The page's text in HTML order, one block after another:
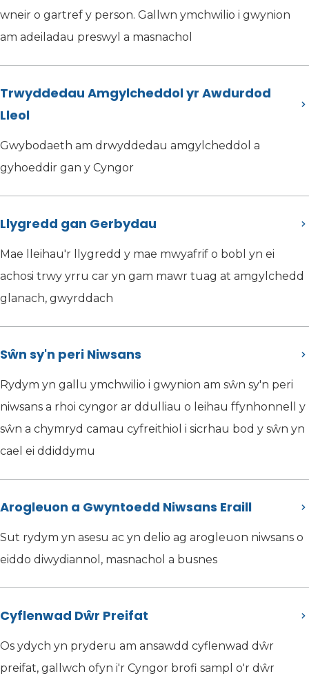
wneir o gartref y person. Gallwn ymchwilio i gwynion
am adeiladau preswyl a masnachol
Trwyddedau Amgylcheddol yr Awdurdod
Lleol
Gwybodaeth am drwyddedau amgylcheddol a
gyhoeddir gan y Cyngor
Llygredd gan Gerbydau
Mae lleihau'r llygredd y mae mwyafrif o bobl yn ei
achosi trwy yrru car yn gam mawr tuag at amgylchedd
glanach, gwyrddach
Sŵn sy'n peri Niwsans
Rydym yn gallu ymchwilio i gwynion am sŵn sy'n peri
niwsans a rhoi cyngor ar ddulliau o leihau ffynhonnell y
sŵn a chymryd camau cyfreithiol i sicrhau bod y sŵn yn
cael ei ddiddymu
Arogleuon a Gwyntoedd Niwsans Eraill
Sut rydym yn asesu ac yn delio ag arogleuon niwsans o
eiddo diwydiannol, masnachol a busnes
Cyflenwad Dŵr Preifat
Os ydych yn pryderu am ansawdd cyflenwad dŵr
preifat, gallwch ofyn i'r Cyngor brofi sampl o'r dŵr